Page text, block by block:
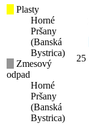
Plasty
Horné
Pršany
(Banská
Bystrica)
Zmesový
odpad
Horné
Pršany
(Banská
Bystrica)
25